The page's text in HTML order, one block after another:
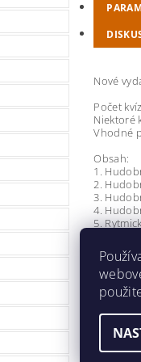
Nové
Počet
Niektoré
Vhodné
Obsah:
1.
2.
3.
4.
5.
7.
8.
9.
10.
11.
12.
13.
14.
15.